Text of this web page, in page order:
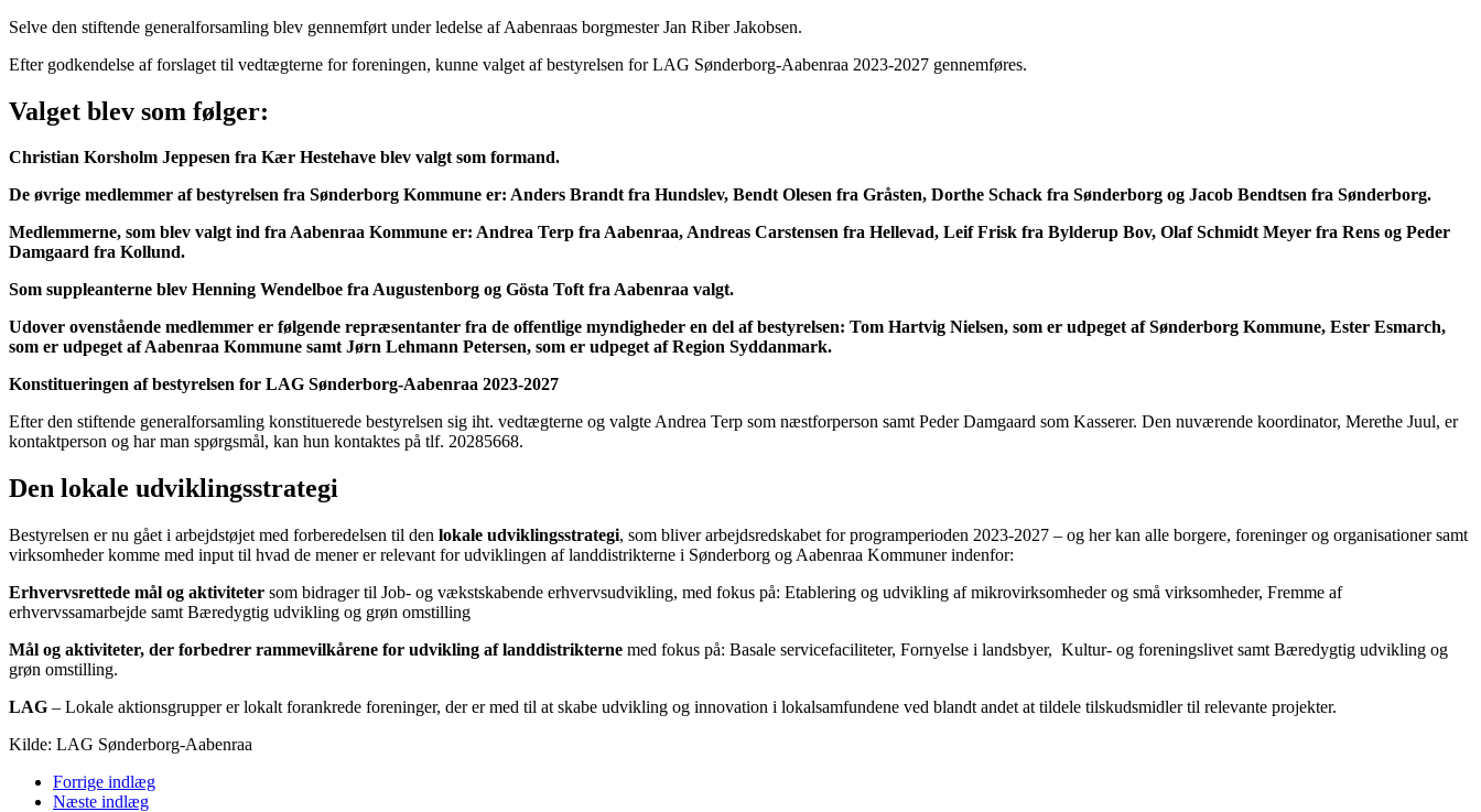
Selve den stiftende generalforsamling blev gennemført under ledelse af Aabenraas borgmester Jan Riber Jakobsen.
Efter godkendelse af forslaget til vedtægterne for foreningen, kunne valget af bestyrelsen for LAG Sønderborg-Aabenraa 2023-2027 gennemføres.
Valget blev som følger:
Christian Korsholm Jeppesen fra Kær Hestehave blev valgt som formand.
De øvrige medlemmer af bestyrelsen fra Sønderborg Kommune er: Anders Brandt fra Hundslev, Bendt Olesen fra Gråsten, Dorthe Schack fra Sønderborg og Jacob Bendtsen fra Sønderborg.
Medlemmerne, som blev valgt ind fra Aabenraa Kommune er: Andrea Terp fra Aabenraa, Andreas Carstensen fra Hellevad, Leif Frisk fra Bylderup Bov, Olaf Schmidt Meyer fra Rens og Peder
Damgaard fra Kollund.
Som suppleanterne blev Henning Wendelboe fra Augustenborg og Gösta Toft fra Aabenraa valgt.
Udover ovenstående medlemmer er følgende repræsentanter fra de offentlige myndigheder en del af bestyrelsen: Tom Hartvig Nielsen, som er udpeget af Sønderborg Kommune, Ester Esmarch,
som er udpeget af Aabenraa Kommune samt Jørn Lehmann Petersen, som er udpeget af Region Syddanmark.
Konstitueringen af bestyrelsen for LAG Sønderborg-Aabenraa 2023-2027
Efter den stiftende generalforsamling konstituerede bestyrelsen sig iht. vedtægterne og valgte Andrea Terp som næstforperson samt Peder Damgaard som Kasserer. Den nuværende koordinator, Merethe Juul, er
kontaktperson og har man spørgsmål, kan hun kontaktes på tlf. 20285668.
Den lokale udviklingsstrategi
Bestyrelsen er nu gået i arbejdstøjet med forberedelsen til den lokale udviklingsstrategi, som bliver arbejdsredskabet for programperioden 2023-2027 – og her kan alle borgere, foreninger og organisationer samt
virksomheder komme med input til hvad de mener er relevant for udviklingen af landdistrikterne i Sønderborg og Aabenraa Kommuner indenfor:
Erhvervsrettede mål og aktiviteter som bidrager til Job- og vækstskabende erhvervsudvikling, med fokus på: Etablering og udvikling af mikrovirksomheder og små virksomheder, Fremme af
erhvervssamarbejde samt Bæredygtig udvikling og grøn omstilling
Mål og aktiviteter, der forbedrer rammevilkårene for udvikling af landdistrikterne med fokus på: Basale servicefaciliteter, Fornyelse i landsbyer, Kultur- og foreningslivet samt Bæredygtig udvikling og
grøn omstilling.
LAG – Lokale aktionsgrupper er lokalt forankrede foreninger, der er med til at skabe udvikling og innovation i lokalsamfundene ved blandt andet at tildele tilskudsmidler til relevante projekter.
Kilde: LAG Sønderborg-Aabenraa
Forrige indlæg
Næste indlæg